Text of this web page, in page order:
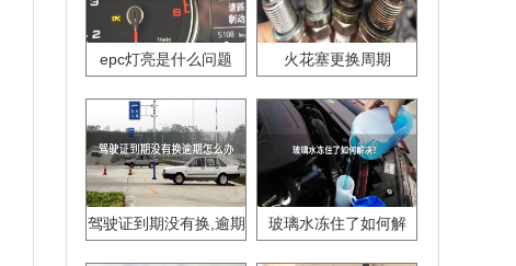
epc灯亮是什么问题 火花塞更换周期
驾驶证到期没有换,逾期
玻璃水冻住了如何解